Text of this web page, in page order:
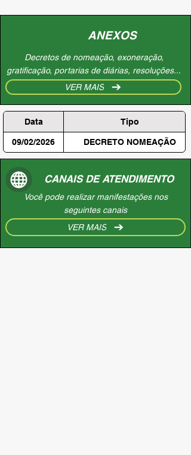
ANEXOS
Decretos de nomeação, exoneração,
gratificação, portarias de diárias, resoluções...
VER MAIS
Data Tipo
09/02/2026 DECRETO NOMEAÇÃO
CANAIS DE ATENDIMENTO
Você pode realizar manifestações nos
seguintes canais
VER MAIS